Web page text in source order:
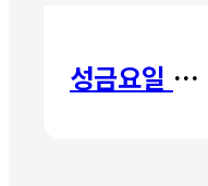
성금요일 칸타타